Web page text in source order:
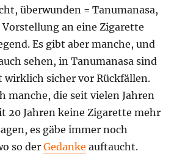
überwunden = Tanumanasa,
Vorstellung an eine Zigarette
Es gibt aber manche, und
sehen, in Tanumanasa sind
wirklich sicher vor Rückfällen.
manche, die seit vielen Jahren
20 Jahren keine Zigarette mehr
es gäbe immer noch
so derGedanke auftaucht.